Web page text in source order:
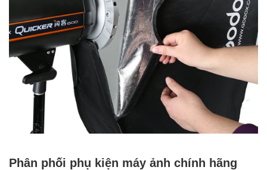
Phân phối phụ kiện máy ảnh chính hãng